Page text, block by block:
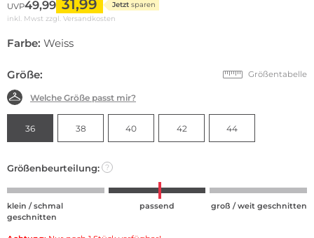
UVP49,99 31,99 Jetzt sparen
inkl. Mwst zzgl. Versandkosten
Farbe: Weiss
Größe: Größentabelle
Welche Größe passt mir?
36 38 40 42 44
Größenbeurteilung: ?
klein / schmal
geschnitten
passend groß / weit geschnitten